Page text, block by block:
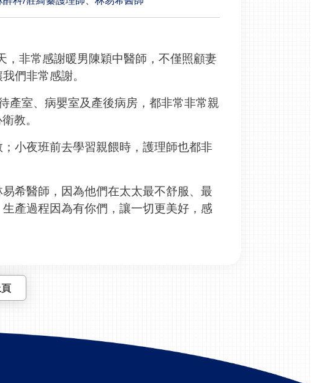
非常感謝暖男陳穎中醫師，不僅照顧妻
們非常感謝。
產室、病嬰室及產後病房，都非常非常親
教。
小夜班前去學習親餵時，護理師也都非
希醫師，因為他們在太太最不舒服、最
產過程因為有你們，讓一切更美好，感